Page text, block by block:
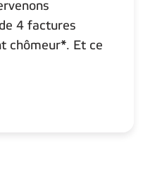
4 factures
chômeur*. Et ce